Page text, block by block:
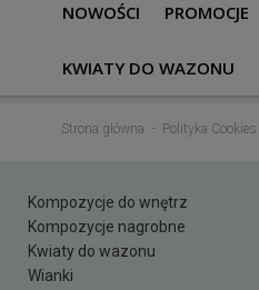
NOWOŚCI PROMOCJE
KWIATY DO WAZONU
Strona główna Polityka Cookies
Kompozycje do wnętrz
Kompozycje nagrobne
Kwiaty do wazonu
Wianki